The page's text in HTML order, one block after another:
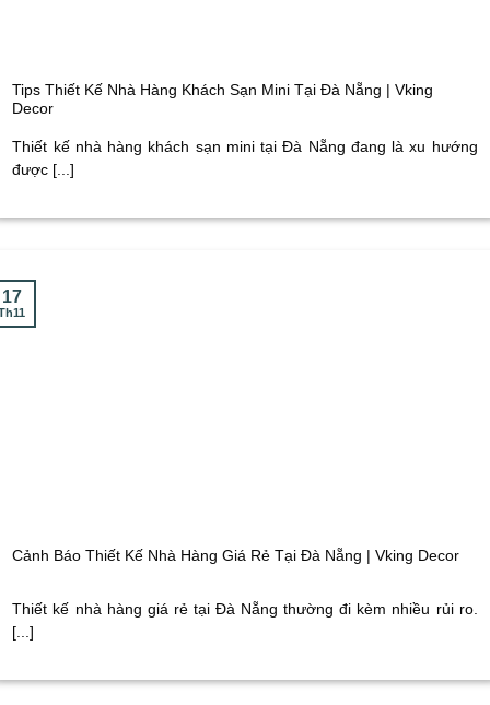
Tips Thiết Kế Nhà Hàng Khách Sạn Mini Tại Đà Nẵng | Vking
Decor
Thiết kế nhà hàng khách sạn mini tại Đà Nẵng đang là xu hướng
được [...]
Cảnh Báo Thiết Kế Nhà Hàng Giá Rẻ Tại Đà Nẵng | Vking Decor
Thiết kế nhà hàng giá rẻ tại Đà Nẵng thường đi kèm nhiều rủi ro.
[...]
17